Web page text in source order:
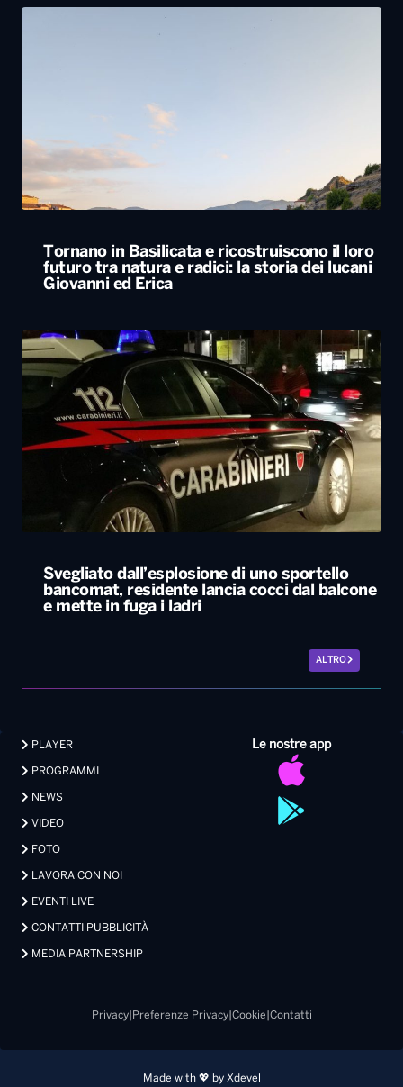
Tornano in Basilicata e ricostruiscono il loro
futuro tra natura e radici: la storia dei lucani
Giovanni ed Erica
Svegliato dall’esplosione di uno sportello
bancomat, residente lancia cocci dal balcone
e mette in fuga i ladri
ALTRO
Le nostre app
PLAYER
PROGRAMMI
NEWS
VIDEO
FOTO
LAVORA CON NOI
EVENTI LIVE
CONTATTI PUBBLICITÀ
MEDIA PARTNERSHIP
Privacy| Preferenze Privacy| Cookie Contatti
Made with 💖 by Xdevel